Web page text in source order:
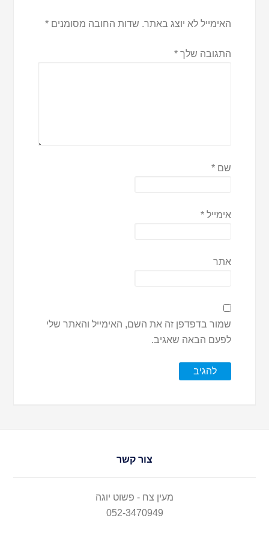
האימייל לא יוצג באתר. שדות החובה מסומנים*
התגובה שלך*
שם*
אימייל*
אתר
שמור בדפדפן זה את השם, האימייל והאתר שלי
לפעם הבאה שאגיב.
צור קשר
מעין צח - פשוט יוגה
052-3470949